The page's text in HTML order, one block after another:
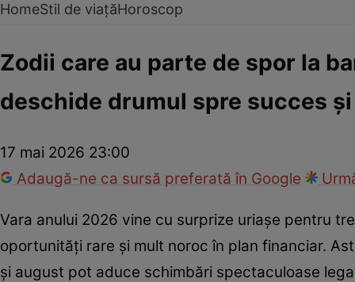
HomeStil de viațăHoroscop
Zodii care au parte de spor la
deschide drumul spre succes
17 mai 2026 23:00
Adaugă-ne ca sursă preferată în Google
Vara anului 2026 vine cu surprize uriașe pentru
oportunități rare și mult noroc în plan financiar.
și august pot aduce schimbări spectaculoase